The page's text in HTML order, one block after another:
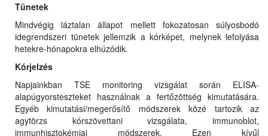
Tünetek
Mindvégig láztalan állapot mellett fokozatosan súlyosbodó
idegrendszeri tünetek jellemzik a kórképet, melynek lefolyása
hetekre-hónapokra elhúzódik.
Kórjelzés
Napjainkban TSE monitoring vizsgálat során ELISA-
alapúgyorsteszteket használnak a fertőzöttség kimutatására.
Egyéb kimutatási/megerősítő módszerek közé tartozik az
agytörzs kórszövettani vizsgálata, immunoblot,
immunhisztokémiai módszerek. Ezen kívűl